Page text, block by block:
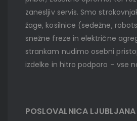
zanesljiv servis. Smo
žage, kosilnice (sedežne,
snežne freze in električne
strankam nudimo osebni
izdelke in hitro podporo – vse
POSLOVALNICA LJUBLJANA